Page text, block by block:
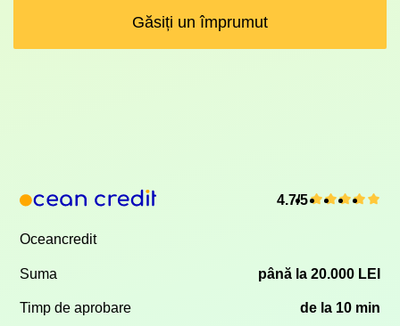
Găsiți un împrumut
Oceancredit
4.7/5
Suma până la 20.000 LEI
Timp de aprobare de la 10 min